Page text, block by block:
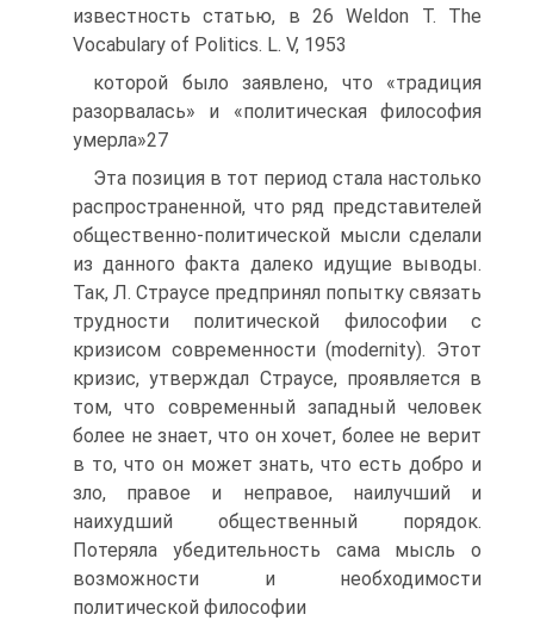
известность статью, в 26 Weldon Т. The
Vocabulary of Politics. L. V, 1953
которой было заявлено, что «традиция
разорвалась» и «политическая философия
умерла»27
Эта позиция в тот период стала настолько
распространенной, что ряд представителей
общественно-политической мысли сделали
из данного факта далеко идущие выводы.
Так, Л. Страусе предпринял попытку связать
трудности политической философии с
кризисом современности (modernity). Этот
кризис, утверждал Страусе, проявляется в
том, что современный западный человек
более не знает, что он хочет, более не верит
в то, что он может знать, что есть добро и
зло, правое и неправое, наилучший и
наихудший общественный порядок.
Потеряла убедительность сама мысль о
возможности и необходимости
политической философии